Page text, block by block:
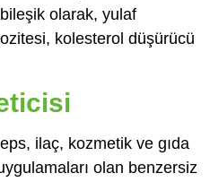
olarak, yulaf
kolesterol düşürücü
ilaç, kozmetik ve gıda
olan benzersiz